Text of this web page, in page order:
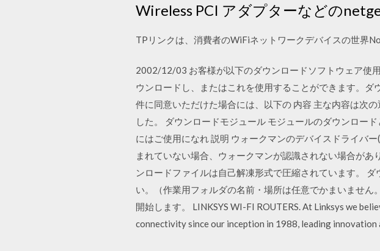
Wireless PCI アダプターなどの
TPリンクは、消費者のWiFiネットワークデバイスの世界
2002/12/03 お客様が以下のダウンロードソフトウェア使
ウンロードし、またはこれを使用することができます。
件に同意いただけた場合には、以下の 内容 主な内容は次
した。 ダウンロードモジュール モジュールのダウンロー
にはご使用になれ 説明 ウォークマンのデバイスドライバ
まれていない場合、ウォークマンが認識されない場合が
ンロードファイルは自己解凍形式で圧縮されています。
い。（作業用フォルダの名前・場所は任意でかまいませ
開始します。 LINKSYS WI-FI ROUTERS. At Linksys we
connectivity since our inception in 1988, leading